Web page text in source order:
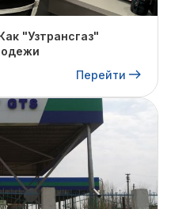
"Узтрансгаз"
Перейти